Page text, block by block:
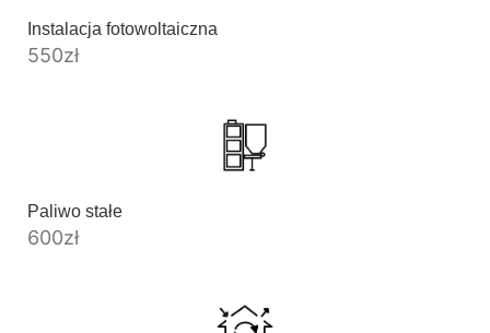
Instalacja fotowoltaiczna
550zł
Paliwo stałe
600zł